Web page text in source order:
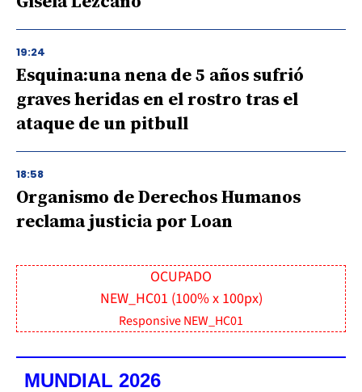
19:24
Esquina:una nena de 5 años sufrió
graves heridas en el rostro tras el
ataque de un pitbull
18:58
Organismo de Derechos Humanos
reclama justicia por Loan
OCUPADO
NEW_HC01 (100% x 100px)
Responsive NEW_HC01
MUNDIAL 2026